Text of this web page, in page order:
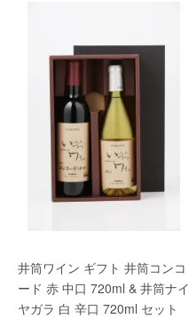
井筒ワイン ギフト 井筒コンコ
ード 赤 中口 720ml & 井筒ナイ
ヤガラ 白 辛口 720ml セット